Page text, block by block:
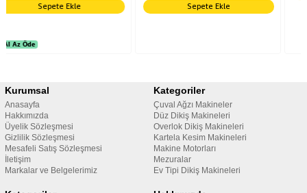
Sepete Ekle
Kurumsal
Anasayfa
Hakkımızda
Üyelik Sözleşmesi
Gizlilik Sözleşmesi
Mesafeli Satış Sözleşmesi
İletişim
Markalar ve Belgelerimiz
Kategoriler
Çuval Ağzı Makineler
Düz Dikiş Makineleri
Overlok Dikiş Makineleri
Kartela Kesim Makineleri
Makine Motorları
Mezuralar
Ev Tipi Dikiş Makineleri